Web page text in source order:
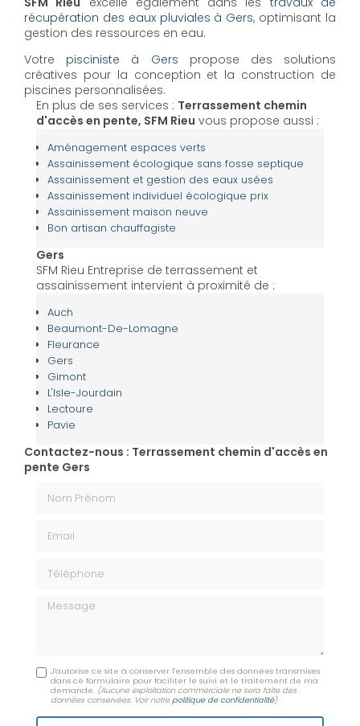
récupération des eaux pluviales à Gers, optimisant la
gestion des ressources en eau.
Votre pisciniste à Gers propose des solutions
créatives pour la conception et la construction de
piscines personnalisées.
En plus de ses services : Terrassement chemin
d'accès en pente, SFM Rieu vous propose aussi :
Aménagement espaces verts
Assainissement écologique sans fosse septique
Assainissement et gestion des eaux usées
Assainissement individuel écologique prix
Assainissement maison neuve
Bon artisan chauffagiste
Gers
SFM Rieu Entreprise de terrassement et
assainissement intervient à proximité de :
Auch
Beaumont-De-Lomagne
Fleurance
Gers
Gimont
L'Isle-Jourdain
Lectoure
Pavie
Contactez-nous : Terrassement chemin d'accès en
pente Gers
Message
J'autorise ce site à conserver l'ensemble des données transmises
dans ce formulaire pour faciliter le suivi et le traitement de ma
demande. (Aucune exploitation commerciale ne sera faite des
données conservées. Voir notrepolitique de confidentialité)